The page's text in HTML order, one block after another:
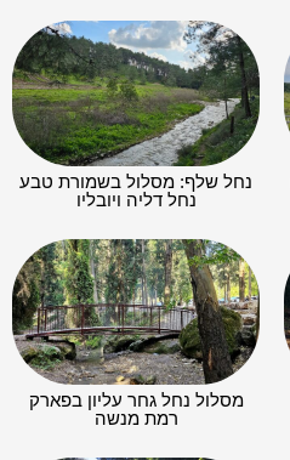
נחל שלף: מסלול בשמורת טבע
נחל דליה ויובליו
מסלול נחל גחר עליון בפארק
רמת מנשה